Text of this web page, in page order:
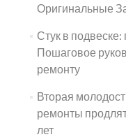
Оригинальные
Стук в
Пошаговое
ремонту
Вторая
ремонты
лет